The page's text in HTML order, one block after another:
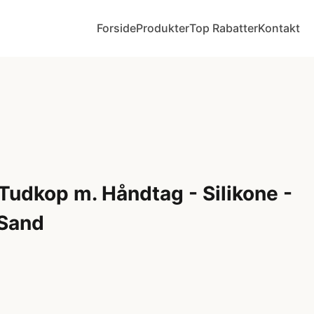
ForsideProdukterTop RabatterKontakt
m. Håndtag - Silikone -